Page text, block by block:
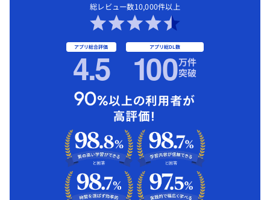
総レビュー数10,000件以上
アプリ総合評価
4.5 アプリ総DL数
100万件
突破